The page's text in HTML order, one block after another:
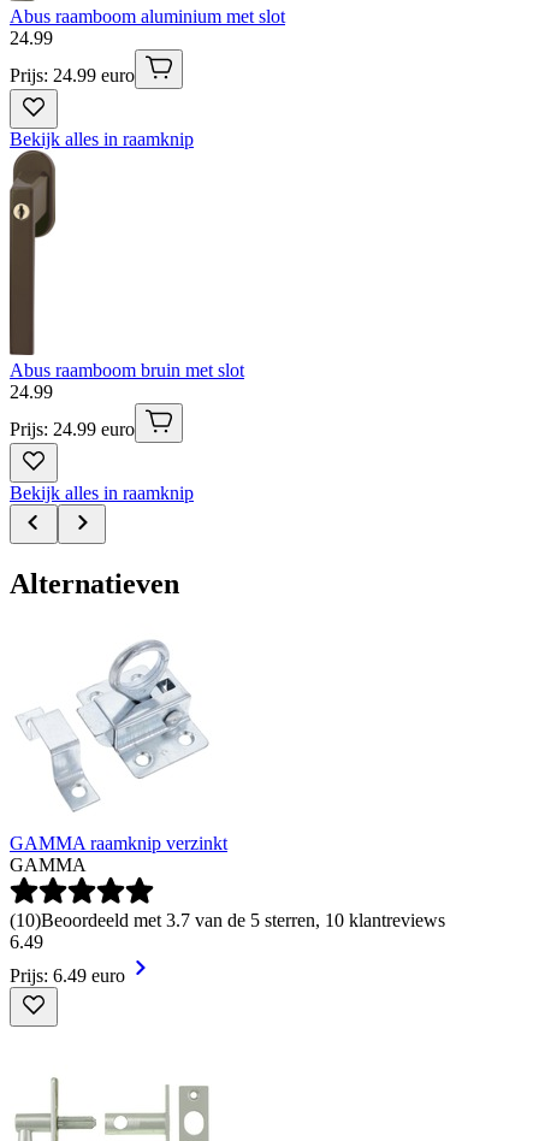
Abus raamboom aluminium met slot
24.99
Prijs: 24.99 euro
Bekijk alles in raamknip
Abus raamboom bruin met slot
24.99
Prijs: 24.99 euro
Bekijk alles in raamknip
Alternatieven
GAMMA raamknip verzinkt
GAMMA
(10)Beoordeeld met 3.7 van de 5 sterren, 10 klantreviews
6.49
Prijs: 6.49 euro